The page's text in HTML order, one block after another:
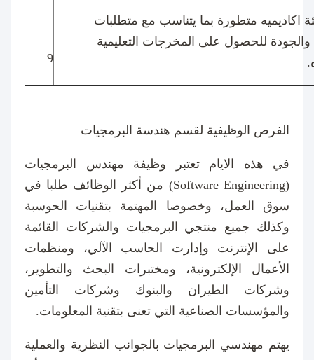
اكاديميه متطورة بما يتناسب مع متطلبات
والجودة للحصول على المخرجات التعليمية
9
الفرص الوظيفية لقسم هندسة البرمجيات
في هذه الايام تعتبر وظيفة مهندس البرمجيات
(
Software Engineering) من أكثر الوظائف طلبا في
سوق العمل، وخصوصا المهتمة بتقنيات الحوسبة
وكذلك جميع منتجي البرمجيات والشركات القائمة
على الإنترنت وإدارت الحاسب الآلي، ومنظمات
الأعمال الإلكترونية، ومختبرات البحث والتطوير،
وشركات الطيران والبنوك وشركات التأمين
والمؤسسات الصناعية التي تعنى بتقنية المعلومات.
يهتم مهندسي البرمجيات بالجوانب النظرية والعملية